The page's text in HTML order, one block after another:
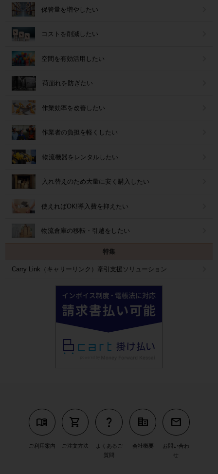
保管量を増やしたい
コストを削減したい
空間を有効活用したい
荷崩れを防ぎたい
作業効率を改善したい
作業者の負担を軽くしたい
物流機器をレンタルしたい
入れ替えのため大量に安く購入したい
使えればOK!導入費を抑えたい
物流倉庫の移転・引越をしたい
特集
Carry Link（キャリーリンク）牽引支援ソリューション
menu_book
ご利用案内
shopping_cart
ご注文方法
question_mark
よくあるご
質問
corporate_fare
会社概要
mail
お問い合わ
せ